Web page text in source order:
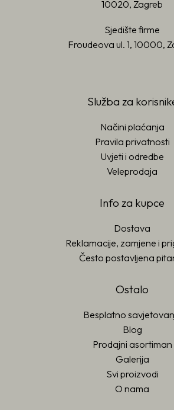
10020, Zagreb
Sjedište firme
Froudeova ul. 1, 10000,
Služba za
Načini plaćanja
Pravila privatnosti
Uvjeti i odredbe
Veleprodaja
Info za kupce
Dostava
Reklamacije, zamjene i
Često postavljena
Ostalo
Besplatno
Blog
Prodajni asortiman
Galerija
Svi proizvodi
O nama